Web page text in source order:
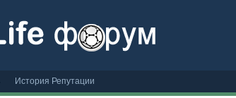
История Репутации